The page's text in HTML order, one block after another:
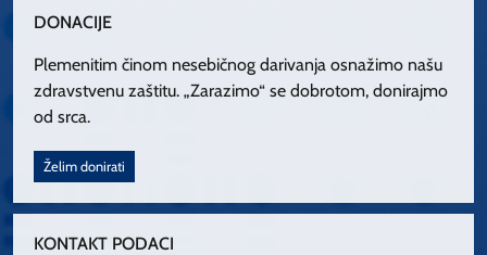
DONACIJE
Plemenitim činom nesebičnog darivanja osnažimo našu
zdravstvenu zaštitu. „Zarazimo“ se dobrotom, donirajmo
od srca.
Želim donirati
KONTAKT PODACI